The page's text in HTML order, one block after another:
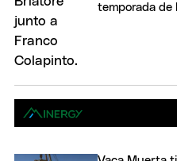
temporada de